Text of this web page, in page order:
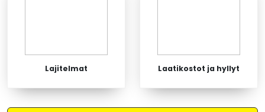
Lajitelmat Laatikostot ja hyllyt